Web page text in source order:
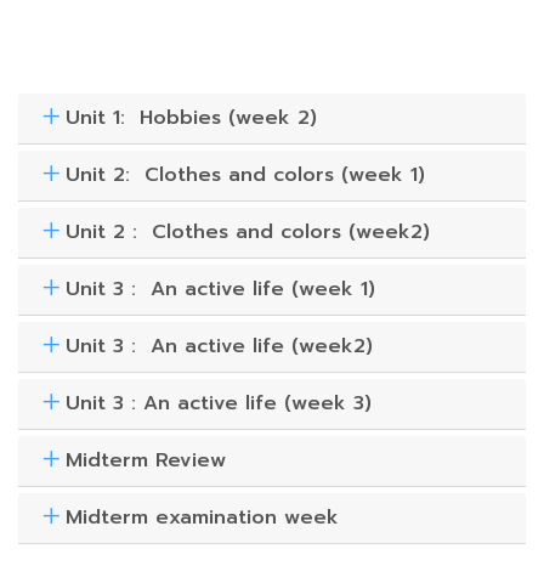
Unit 1: Hobbies (week 2)
Unit 2: Clothes and colors (week 1)
Unit 2 : Clothes and colors (week2)
Unit 3 : An active life (week 1)
Unit 3 : An active life (week2)
Unit 3 : An active life (week 3)
Midterm Review
Midterm examination week